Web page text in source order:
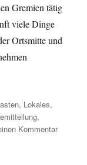
Gremien tätig
viele Dinge
Ortsmitte und
, Lokales,
,
Kommentarzu